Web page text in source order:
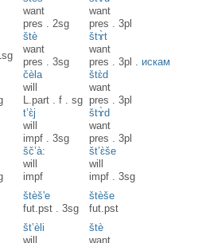
want
pres .2sg
want
pres .3pl
štè
want
pres .3sg
štɤ̀t
want
pres .3pl . искам
čèla
will
L.part .f .sg
štɛ̀d
want
pres .3pl
t’ɛ̀j
will
impf .3sg
štɤ̀d
want
pres .3pl
šč’à:
will
impf
št’ɛ̀še
will
impf .3sg
štèš'e
fut.pst .3sg
štèše
fut.pst
št’èli
will
štè
want